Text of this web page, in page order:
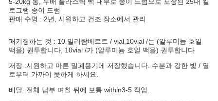
로그램 종이 드럼
판매 수명 : 2년, 시원하고 건조 장소에서 관리
패키징하는 것 : 10 밀리람베르트 / vial,10vial /는 (알루미늄 호일
백을) 권투합니다, 10vial /가 (알루미늄 호일 백을) 권투합니다
저장 :시원하고 마른 밀폐용기에 저장했습니다. 수분과 강한 빛 / 열
로부터 가까이 못하게 하세요.
배달 :전체 납부 며칠 뒤에 보통 within3-5 작업.